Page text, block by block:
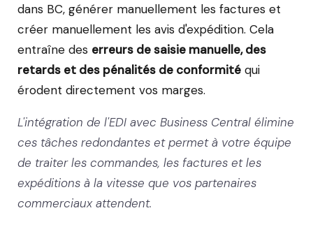
dans BC, générer manuellement les factures et
créer manuellement les avis d'expédition. Cela
entraîne des erreurs de saisie manuelle, des
retards et des pénalités de conformité qui
érodent directement vos marges.
L'intégration de l'EDI avec Business Central élimine
ces tâches redondantes et permet à votre équipe
de traiter les commandes, les factures et les
expéditions à la vitesse que vos partenaires
commerciaux attendent.